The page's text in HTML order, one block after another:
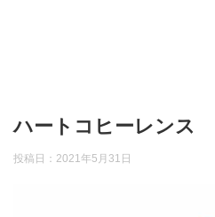
ハートコヒーレンス
投稿日： 2021年5月31日